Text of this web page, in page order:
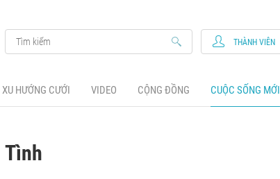
XU HƯỚNG CƯỚI VIDEO CỘNG ĐỒNG CUỘC SỐNG MỚI
THÀNH VIÊN
Tình